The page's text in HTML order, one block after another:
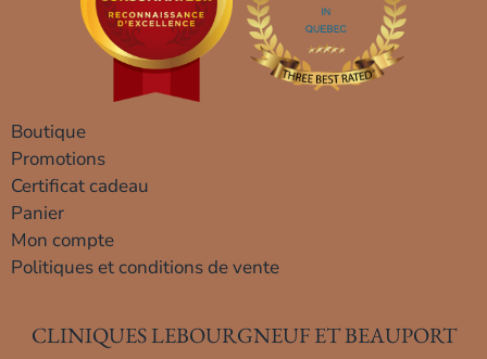
Boutique
Promotions
Certificat cadeau
Panier
Mon compte
Politiques et conditions de vente
CLINIQUES LEBOURGNEUF ET BEAUPORT